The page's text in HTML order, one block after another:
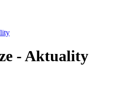
- Aktuality